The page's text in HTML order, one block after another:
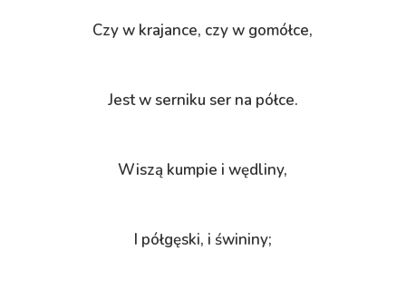
Czy w krajance, czy w gomółce,
Jest w serniku ser na półce.
Wiszą kumpie i wędliny,
I półgęski, i świniny;